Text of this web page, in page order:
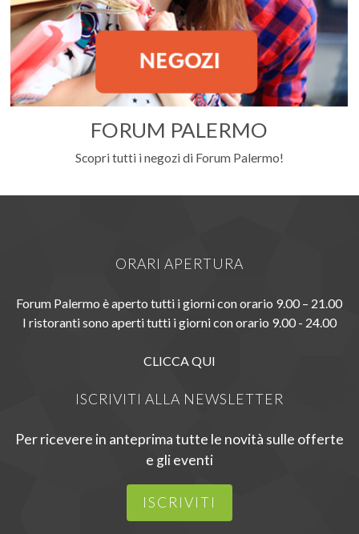
FORUM PALERMO
Scopri tutti i negozi di Forum Palermo!
ORARI APERTURA
Forum Palermo è aperto tutti i giorni con orario 9.00 – 21.00
I ristoranti sono aperti tutti i giorni con orario 9.00 - 24.00
CLICCA QUI
ISCRIVITI ALLA NEWSLETTER
Per ricevere in anteprima tutte le novità sulle offerte
e gli eventi
ISCRIVITI